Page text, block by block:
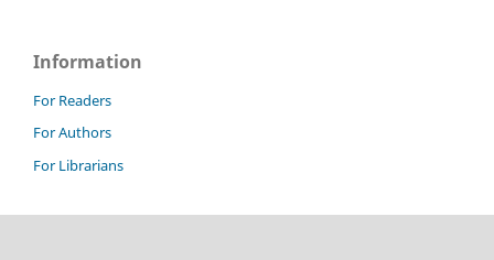
Information
For Readers
For Authors
For Librarians